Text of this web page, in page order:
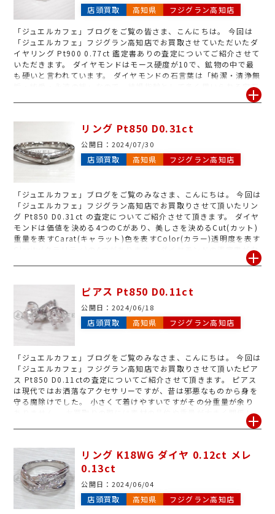
店頭買取 高知県 フジグラン高知店
「ジュエルカフェ」ブログをご覧の皆さま、こんにちは。 今回は
「ジュエルカフェ」フジグラン高知店でお買取させていただいたダ
イヤリング Pt900 0.77ct 鑑定書ありの査定についてご紹介させて
いただきます。 ダイヤモンドはモース硬度が10で、鉱物の中で最
も硬いと言われています。 ダイヤモンドの石言葉は「純潔・清浄無
垢・純愛・永遠の絆」なので、結婚指輪として多く用いられる宝石
です。 ダイヤモンドはカットのグレードが高い物ほど美しく輝き、
取り品は不純物は目立ちませんでしたが、カラーとカットのグレー
ドが少し低いのがマイナス評価になってしまいましたが、大粒ダイ
ヤで鑑定書もありましたので高価買取となりました。
リング Pt850 D0.31ct
公開日： 2024/07/30
店頭買取 高知県 フジグラン高知店
「ジュエルカフェ」ブログをご覧のみなさま、こんにちは。 今回は
「ジュエルカフェ」フジグラン高知店でお買取りさせて頂いたリン
グ Pt850 D0.31ct の査定についてご紹介させて頂きます。 ダイヤ
モンドは価値を決める4つのCがあり、美しさを決めるCut(カット)
重量を表すCarat(キャラット)色を表すColor(カラー)透明度を表す
Clarity(クラリティ)の4つがあります。 ダイヤモンドの鑑定書がな
くても丁寧に査定をさせて頂きます。 着けなくなったジュエリーが
せ。
ピアス Pt850 D0.11ct
公開日： 2024/06/18
店頭買取 高知県 フジグラン高知店
「ジュエルカフェ」ブログをご覧のみなさま、こんにちは。 今回は
「ジュエルカフェ」フジグラン高知店でお買取りさせて頂いたピア
ス Pt850 D0.11ctの査定についてご紹介させて頂きます。 ピアス
は現代ではお洒落なアクセサリーですが、昔は邪悪なものから身を
守る魔除けでした。 小さくて着けやすいですがその分重量が余り
ありません。 お買取りの際には素材の品位や重量が大きく関係し
ます。 今回お持ち頂いたピアスには鑑定書はありませんでしたが、
き、お客様にご満足頂ける価格でのお買取りになりました。
リング K18WG ダイヤ 0.12ct メレ
0.13ct
公開日： 2024/06/04
店頭買取 高知県 フジグラン高知店